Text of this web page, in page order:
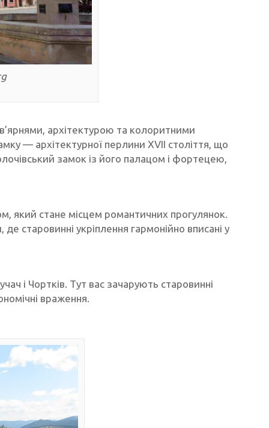
архітектурою та колоритними
— архітектурної перлини XVII століття, що
замок із його палацом і фортецею,
який стане місцем романтичних прогулянок.
старовинні укріплення гармонійно вписані у
і Чортків. Тут вас зачарують старовинні
враження.